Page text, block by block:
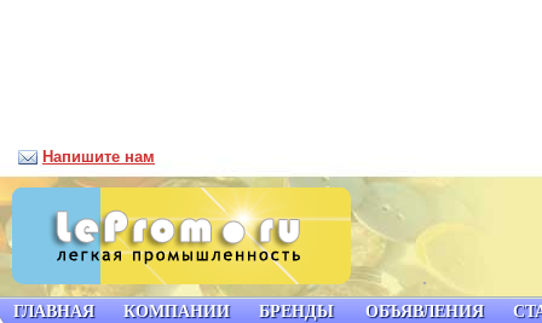
ГЛАВНАЯ КОМПАНИИ БРЕНДЫ ОБЪЯВЛЕНИЯ
Напишите нам